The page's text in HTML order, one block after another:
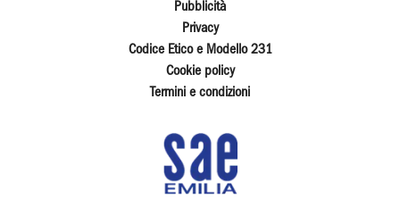
Pubblicità
Privacy
Codice Etico e Modello 231
Cookie policy
Termini e condizioni